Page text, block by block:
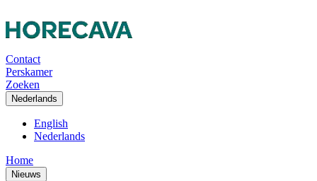
Contact
Perskamer
Zoeken
Nederlands
English
Nederlands
Home
Nieuws